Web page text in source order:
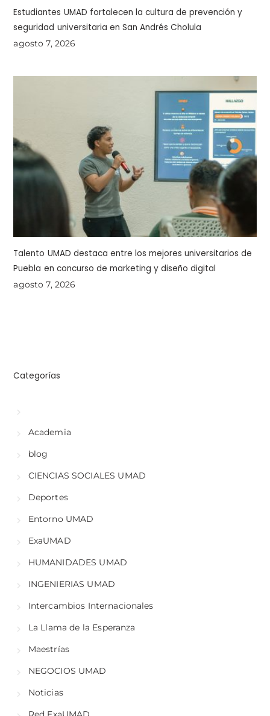
Estudiantes UMAD fortalecen la cultura de prevención y
seguridad universitaria en San Andrés Cholula
agosto 7, 2026
Talento UMAD destaca entre los mejores universitarios de
Puebla en concurso de marketing y diseño digital
agosto 7, 2026
Categorías
Academia
blog
CIENCIAS SOCIALES UMAD
Deportes
Entorno UMAD
ExaUMAD
HUMANIDADES UMAD
INGENIERIAS UMAD
Intercambios Internacionales
La Llama de la Esperanza
Maestrías
NEGOCIOS UMAD
Noticias